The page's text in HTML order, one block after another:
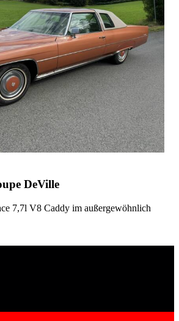
DeVille
7,7l V8 Caddy im außergewöhnlich